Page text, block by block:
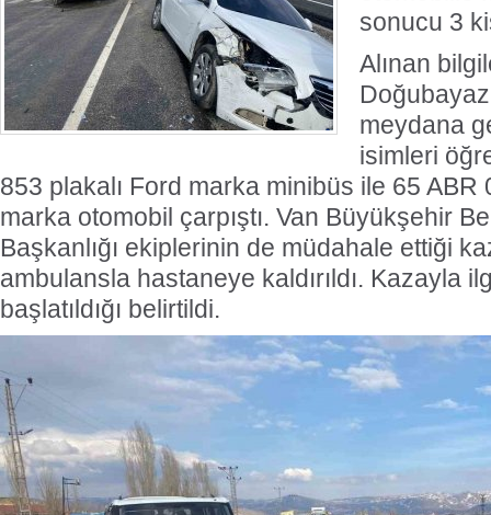
sonucu 3
Alınan
meydana
isimleri
853 plakalı Ford marka minibüs ile 65 ABR
marka otomobil çarpıştı. Van Büyükşehir
Başkanlığı ekiplerinin de müdahale ettiği
ambulansla hastaneye kaldırıldı. Kazayla
başlatıldığı belirtildi.
Türk Voleybolu, Avrupa ve Akdeniz'in
En Prestijli Ödül Töreninde Yeniden
Onur Konuğu